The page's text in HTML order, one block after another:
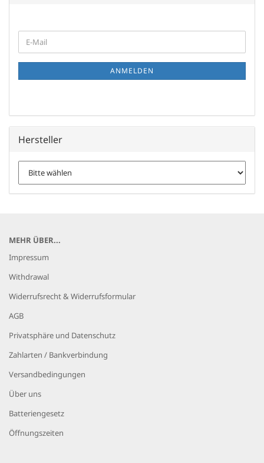
ZUR
NEWSLETTER-
E-
Mail
ANMELDEN
Hersteller
MEHR ÜBER...
Impressum
Withdrawal
Widerrufsrecht & Widerrufsformular
AGB
Privatsphäre und Datenschutz
Zahlarten / Bankverbindung
Versandbedingungen
Über uns
Batteriengesetz
Öffnungszeiten